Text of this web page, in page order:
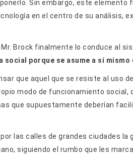
Sin embargo, este
en el centro de su análisis,
Brock finalmente lo conduce al
social porque se asume a sí mismo
que aquel que se resiste al uso
modo de funcionamiento social,
que supuestamente deberían
las calles de grandes ciudades
siguiendo el rumbo que les